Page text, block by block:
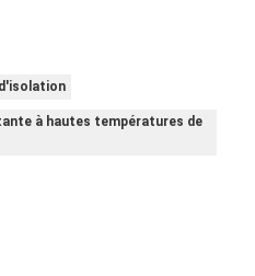
à hautes températures de